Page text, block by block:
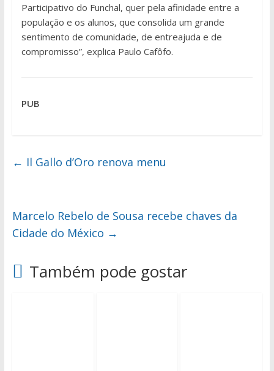
Participativo do Funchal, quer pela afinidade entre a
população e os alunos, que consolida um grande
sentimento de comunidade, de entreajuda e de
compromisso”, explica Paulo Cafôfo.
PUB
← Il Gallo d’Oro renova menu
Marcelo Rebelo de Sousa recebe chaves da
Cidade do México →
Também pode gostar